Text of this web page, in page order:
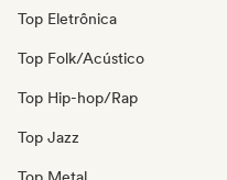
Top Eletrônica
Top Folk/Acústico
Top Hip-hop/Rap
Top Jazz